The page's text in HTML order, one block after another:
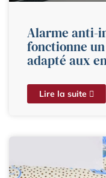
Alarme anti-
fonctionne
adapté aux
Lire la suite